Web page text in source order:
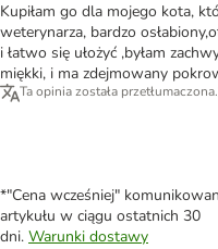
Kupiłam go dla mojego kota,
weterynarza, bardzo
i łatwo się ułożyć ,byłam
miękki, i ma zdejmowany
Ta opinia została przetłumaczona.
*"Cena wcześniej"
artykułu w ciągu ostatnich 30
dni. Warunki dostawy